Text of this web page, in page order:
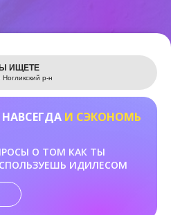
Leaflet
ИЩЕТЕ
Ногликский р-н
НАВСЕГДА И СЭКОНОМЬ
О ТОМ КАК ТЫ
ИДИЛЕСОМ